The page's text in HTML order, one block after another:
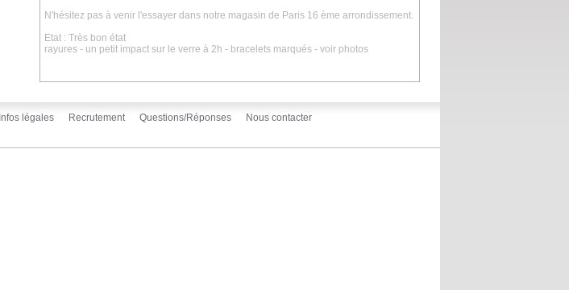
N'hésitez pas à venir l'essayer dans notre magasin de Paris 16 ème arrondissement.
Etat : Très bon état
rayures - un petit impact sur le verre à 2h - bracelets marqués - voir photos
Infos légales Recrutement Questions/Réponses Nous contacter